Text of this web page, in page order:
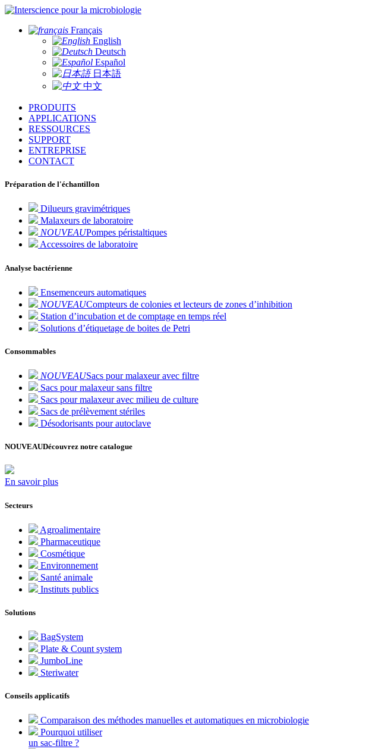
pour la microbiologie
Français
English
Deutsch
Español
日本語
中文
PRODUITS
APPLICATIONS
RESSOURCES
SUPPORT
ENTREPRISE
CONTACT
Préparation de l'échantillon
Dilueurs gravimétriques
Malaxeurs de laboratoire
NOUVEAUPompes péristaltiques
Accessoires de laboratoire
Analyse bactérienne
Ensemenceurs automatiques
NOUVEAUCompteurs de colonies et lecteurs de zones d’inhibition
Station d’incubation et de comptage en temps réel
Solutions d’étiquetage de boites de Petri
Consommables
NOUVEAUSacs pour malaxeur avec filtre
Sacs pour malaxeur sans filtre
Sacs pour malaxeur avec milieu de culture
Sacs de prélèvement stériles
Désodorisants pour autoclave
NOUVEAUDécouvrez notre catalogue
En savoir plus
Secteurs
Agroalimentaire
Pharmaceutique
Cosmétique
Environnement
Santé animale
Instituts publics
Solutions
BagSystem
Plate & Count system
JumboLine
Steriwater
Conseils applicatifs
Comparaison des méthodes manuelles et automatiques en microbiologie
Pourquoi utiliser
un sac-filtre ?